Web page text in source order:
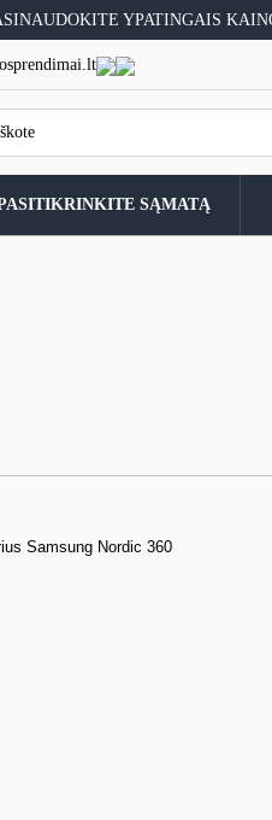
YPATINGAIS
SĄMATĄ
Samsung Nordic 360